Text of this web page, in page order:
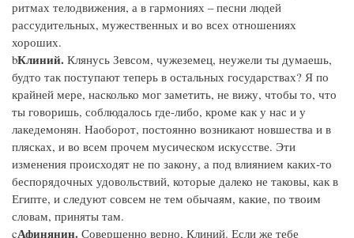
ритмах телодвижения, а в гармониях – песни людей
рассудительных, мужественных и во всех отношениях
хороших.
bКлиний. Клянусь Зевсом, чужеземец, неужели ты думаешь,
будто так поступают теперь в остальных государствах? Я по
крайней мере, насколько мог заметить, не вижу, чтобы то, что
ты говоришь, соблюдалось где-либо, кроме как у нас и у
лакедемонян. Наоборот, постоянно возникают новшества и в
плясках, и во всем прочем мусическом искусстве. Эти
изменения происходят не по закону, а под влиянием каких-то
беспорядочных удовольствий, которые далеко не таковы, как в
Египте, и следуют совсем не тем обычаям, какие, по твоим
словам, приняты там.
cАфинянин. Совершенно верно, Клиний. Если же тебе